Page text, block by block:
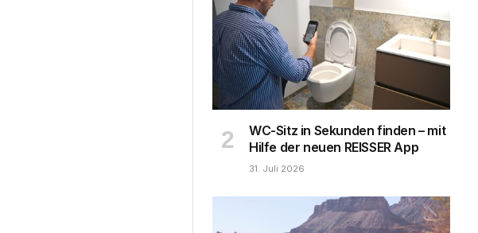
WC-Sitz in Sekunden finden – mit
Hilfe der neuen REISSER App
31. Juli 2026